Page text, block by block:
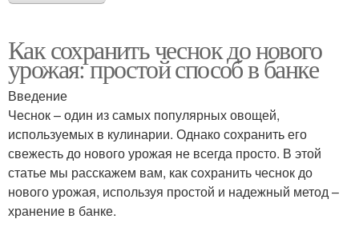
Как сохранить чеснок до нового
урожая: простой способ в банке
Введение
Чеснок – один из самых популярных овощей,
используемых в кулинарии. Однако сохранить его
свежесть до нового урожая не всегда просто. В этой
статье мы расскажем вам, как сохранить чеснок до
нового урожая, используя простой и надежный метод –
хранение в банке.